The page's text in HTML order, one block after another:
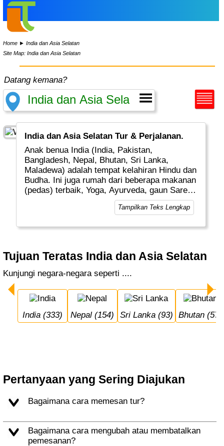
Home ►India dan Asia Selatan
Site Map: India dan Asia Selatan
Datang kemana?
India dan Asia Selatan Tur & Perjalanan.
Anak benua India (India, Pakistan,
Bangladesh, Nepal, Bhutan, Sri Lanka,
Maladewa) adalah tempat kelahiran Hindu dan
Budha. Ini juga rumah dari beberapa makanan
(pedas) terbaik, Yoga, Ayurveda, gaun Saree,
Mahatma Gandhi dan Taj Mahal. Sangat
mudah untuk menghabiskan sebagian besar
Tampilkan Teks Lengkap
Tujuan Teratas India dan Asia Selatan
Kunjungi negara-negara seperti ....
India (333) Nepal (154) Sri Lanka (93) Bhutan (57)
Pertanyaan yang Sering Diajukan
Bagaimana cara memesan tur?
Bagaimana cara mengubah atau membatalkan
pemesanan?